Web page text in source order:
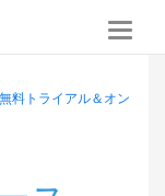
料トライアル＆オン